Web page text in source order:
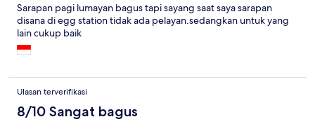
Sarapan pagi lumayan bagus tapi sayang saat saya sarapan
disana di egg station tidak ada pelayan.sedangkan untuk yang
lain cukup baik
Ulasan terverifikasi
8/10 Sangat bagus